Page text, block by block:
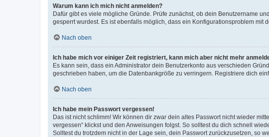
Warum kann ich mich nicht anmelden?
Dafür gibt es viele mögliche Gründe. Prüfe zunächst, ob dein Benutzername
gesperrt wurdest. Es ist ebenfalls möglich, dass ein Konfigurationsproblem mit
Nach oben
Ich habe mich vor einiger Zeit registriert, kann mich aber nicht mehr
Es kann sein, dass ein Administrator dein Benutzerkonto aus verschieden
geschrieben haben, um die Datenbankgröße zu verringern. Registriere dich
Nach oben
Ich habe mein Passwort vergessen!
Das ist nicht schlimm! Wir können dir zwar dein altes Passwort nicht wieder
vergessen“ klickst und den Anweisungen folgst. So solltest du dich schnell
Solltest du trotzdem nicht in der Lage sein, dein Passwort zurückzusetzen, so